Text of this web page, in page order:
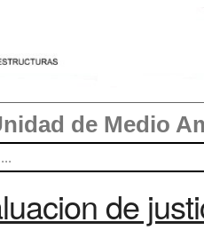
de Medio
de